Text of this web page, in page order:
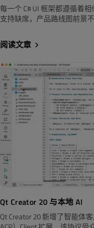
每一个 C# UI 框架都遵循着
支持缺席，产品路线图前景
阅读文章
Qt Creator 20 与本地 AI
Qt Creator 20 新增了智能体